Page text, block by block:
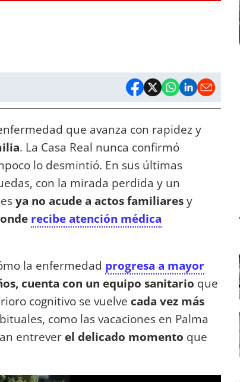
que avanza con rapidez y
. La Casa Real nunca confirmó
lo desmintió. En sus últimas
con la mirada perdida y un
ya no acude a actos familiaresy
recibe atención médica
la enfermedad progresa a mayor
cuenta con un equipo sanitario que
cognitivo se vuelve cada vez más
como las vacaciones en Palma
entrever el delicado momento que